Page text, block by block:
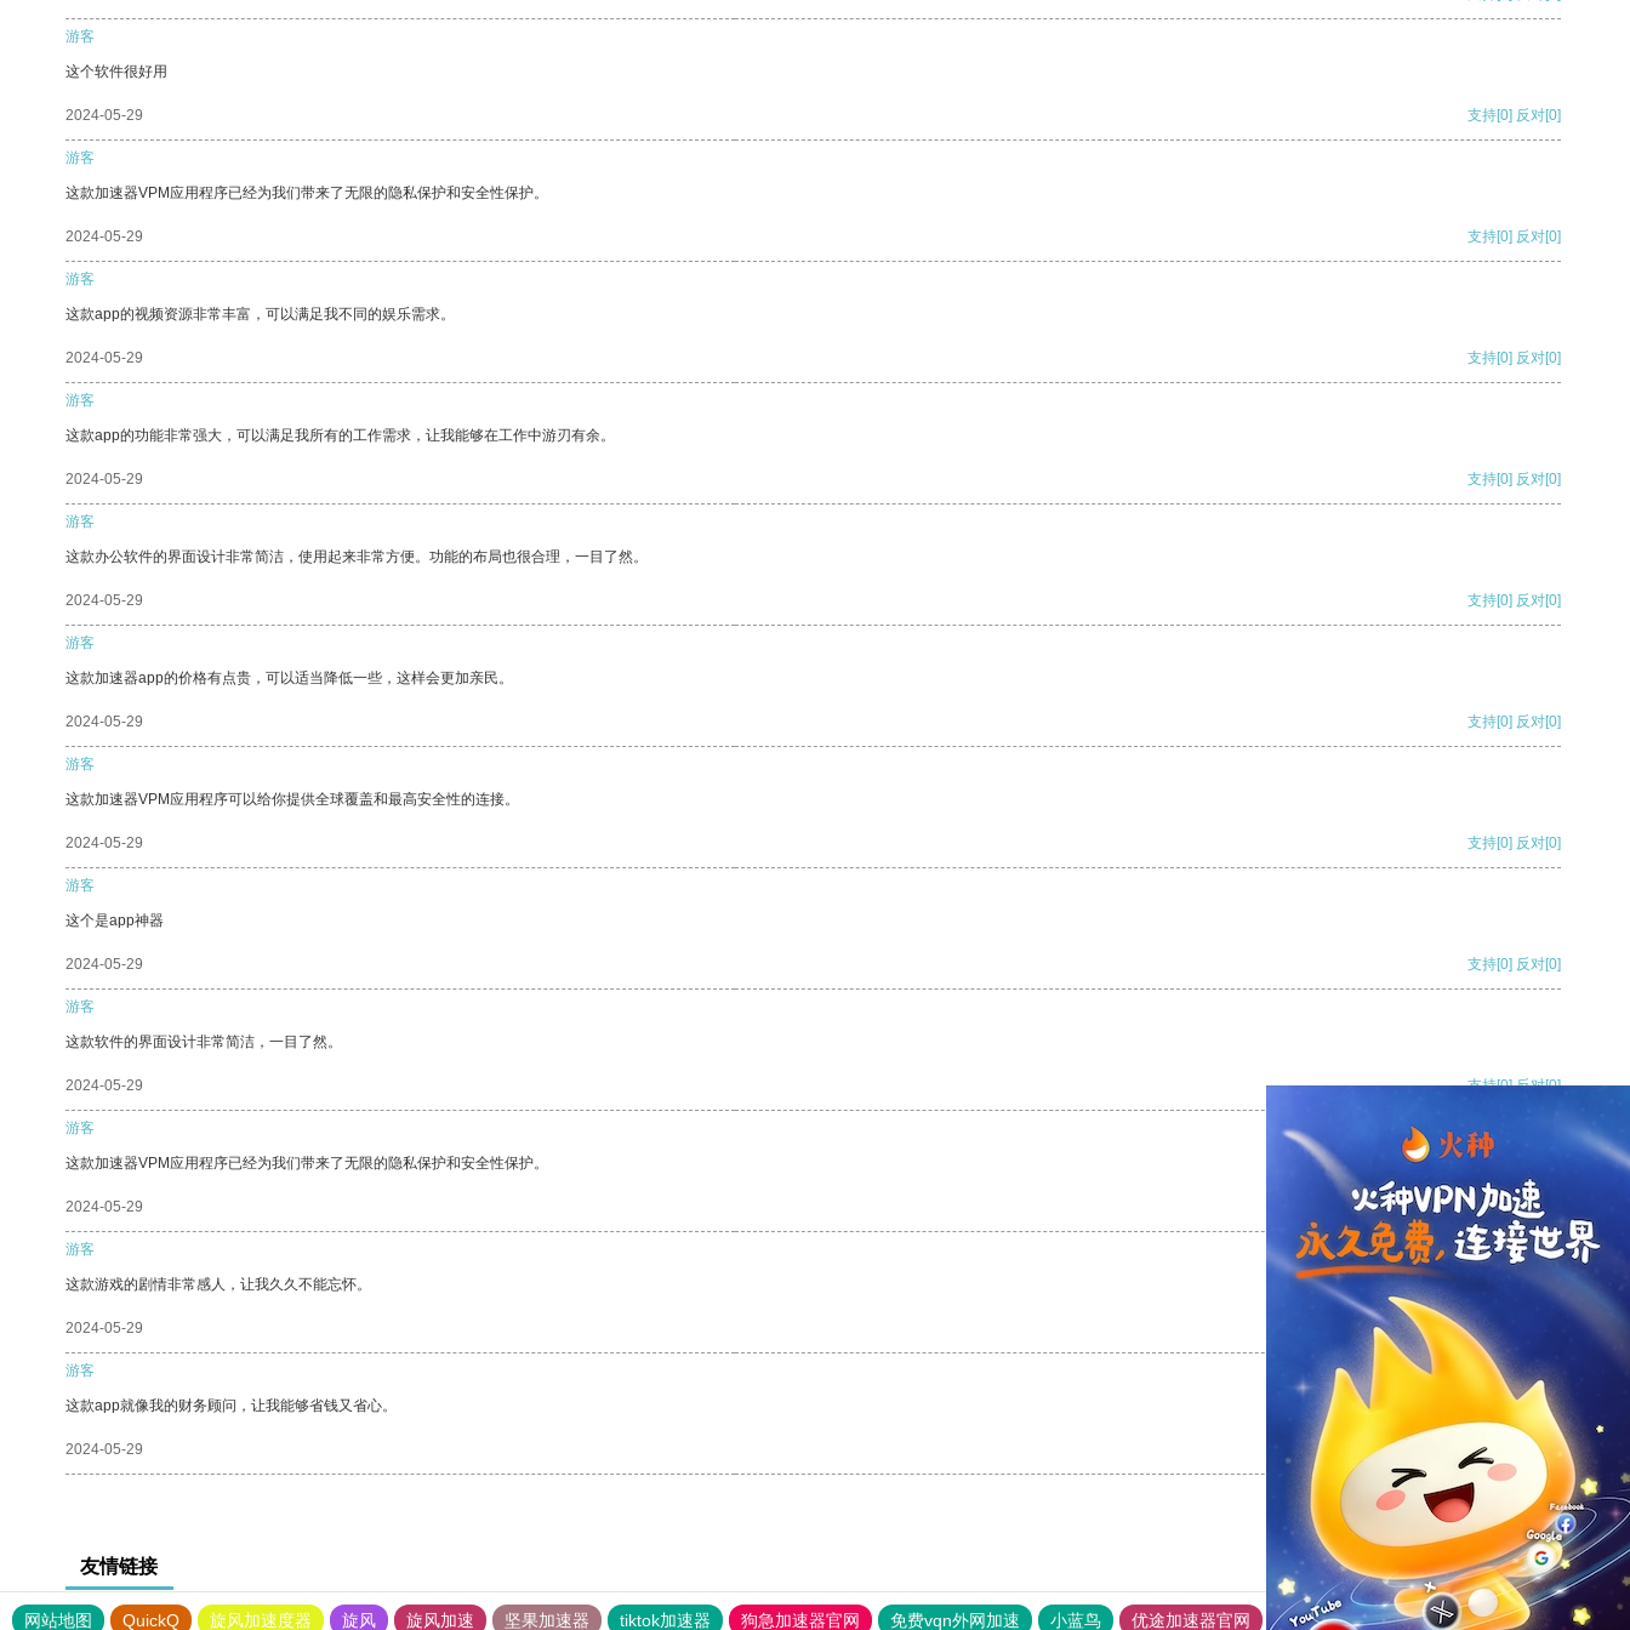
游客
这个软件很好用
2024-05-29 支持[0] 反对[0]
游客
这款加速器VPM应用程序已经为我们带来了无限的隐私保护和安全性保护。
2024-05-29 支持[0] 反对[0]
游客
这款app的视频资源非常丰富，可以满足我不同的娱乐需求。
2024-05-29 支持[0] 反对[0]
游客
这款app的功能非常强大，可以满足我所有的工作需求，让我能够在工作中游刃有余。
2024-05-29 支持[0] 反对[0]
游客
这款办公软件的界面设计非常简洁，使用起来非常方便。功能的布局也很合理，一目了然。
2024-05-29 支持[0] 反对[0]
游客
这款加速器app的价格有点贵，可以适当降低一些，这样会更加亲民。
2024-05-29 支持[0] 反对[0]
游客
这款加速器VPM应用程序可以给你提供全球覆盖和最高安全性的连接。
2024-05-29 支持[0] 反对[0]
游客
这个是app神器
2024-05-29 支持[0] 反对[0]
游客
这款软件的界面设计非常简洁，一目了然。
2024-05-29 支持[0] 反对[0]
游客
这款加速器VPM应用程序已经为我们带来了无限的隐私保护和安全性保护。
2024-05-29 支持[0] 反对
游客
这款游戏的剧情非常感人，让我久久不能忘怀。
2024-05-29 支持
游客
这款app就像我的财务顾问，让我能够省钱又省心。
2024-05-29 支持 反对
友情链接
网站地图 QuickQ 旋风加速度器 旋风 旋风加速 坚果加速器 tiktok加速器 狗急加速器官网 免费vqn外网加速 小蓝鸟 优途加速器官网 风驰加速器 旋风加速器 八戒看书